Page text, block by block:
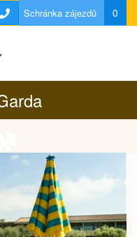
Schránka zájezdů 0